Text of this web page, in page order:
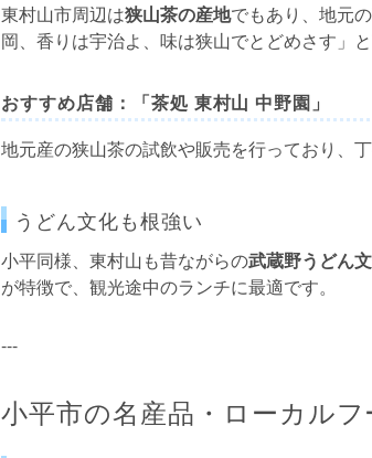
東村山市周辺は狭山茶の産地でもあり、地元
岡、香りは宇治よ、味は狭山でとどめさす」
おすすめ店舗：「茶処 東村山 中野園」
地元産の狭山茶の試飲や販売を行っており、
うどん文化も根強い
小平同様、東村山も昔ながらの武蔵野うどん
が特徴で、観光途中のランチに最適です。
---
小平市の名産品・ローカルフ